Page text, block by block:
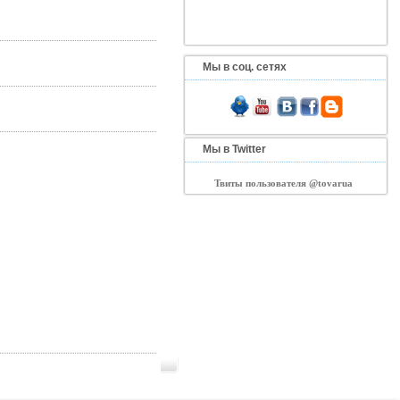
Мы в соц. сетях
Мы в Twitter
Твиты пользователя @tovarua